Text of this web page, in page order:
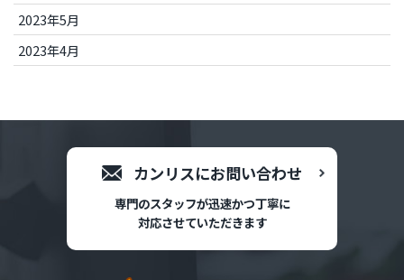
2023年5月
2023年4月
カンリスにお問い合わせ
専門のスタッフが迅速かつ丁寧に
対応させていただきます